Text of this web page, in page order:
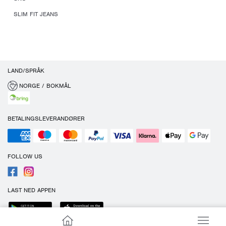
SLIM FIT JEANS
LAND/SPRÅK
NORGE / BOKMÅL
BETALINGSLEVERANDØRER
FOLLOW US
LAST NED APPEN